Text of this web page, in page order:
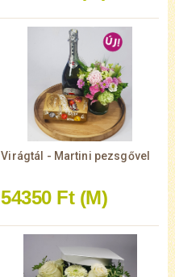
Virágtál - Martini pezsgővel
54350 Ft (M)